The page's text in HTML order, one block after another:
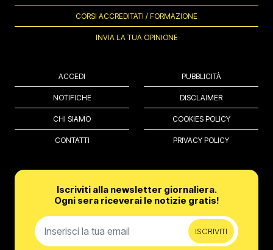
CORSI ACCREDITATI / FORMAZIONE
INVIA LA TUA OPINIONE
ACCEDI
NOTIFICHE
CHI SIAMO
CONTATTI
PUBBLICITÀ
DISCLAIMER
COOKIES POLICY
PRIVACY POLICY
Iscriviti alla newsletter giornaliera.
Ogni sera riceverai le notizie gratis!
ISCRIVITI